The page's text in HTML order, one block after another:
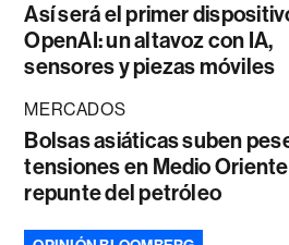
Así será el primer
OpenAI: un altavoz con IA,
sensores y piezas móviles
MERCADOS
Bolsas asiáticas suben
tensiones en Medio
repunte del petróleo